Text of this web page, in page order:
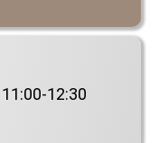
12:30